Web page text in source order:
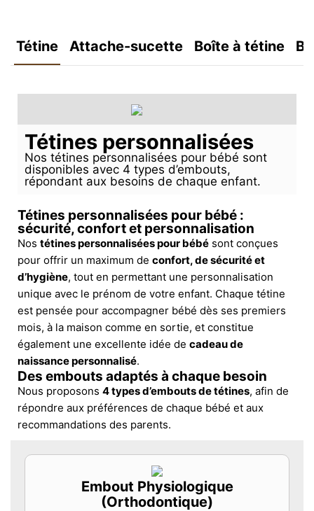
Tétine Attache-sucette Boîte à tétine
Tétines personnalisées
Nos tétines personnalisées pour bébé sont
disponibles avec 4 types d’embouts,
répondant aux besoins de chaque enfant.
Tétines personnalisées pour bébé :
sécurité, confort et personnalisation
Nos tétines personnalisées pour bébé sont conçues
pour offrir un maximum de confort, de sécurité et
d’hygiène, tout en permettant une personnalisation
unique avec le prénom de votre enfant. Chaque tétine
est pensée pour accompagner bébé dès ses premiers
mois, à la maison comme en sortie, et constitue
également une excellente idée de cadeau de
naissance personnalisé.
Des embouts adaptés à chaque besoin
Nous proposons 4 types d’embouts de tétines, afin de
répondre aux préférences de chaque bébé et aux
recommandations des parents.
Embout Physiologique
(Orthodontique)